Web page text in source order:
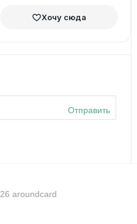
Хочу сюда
Отправить
aroundcard